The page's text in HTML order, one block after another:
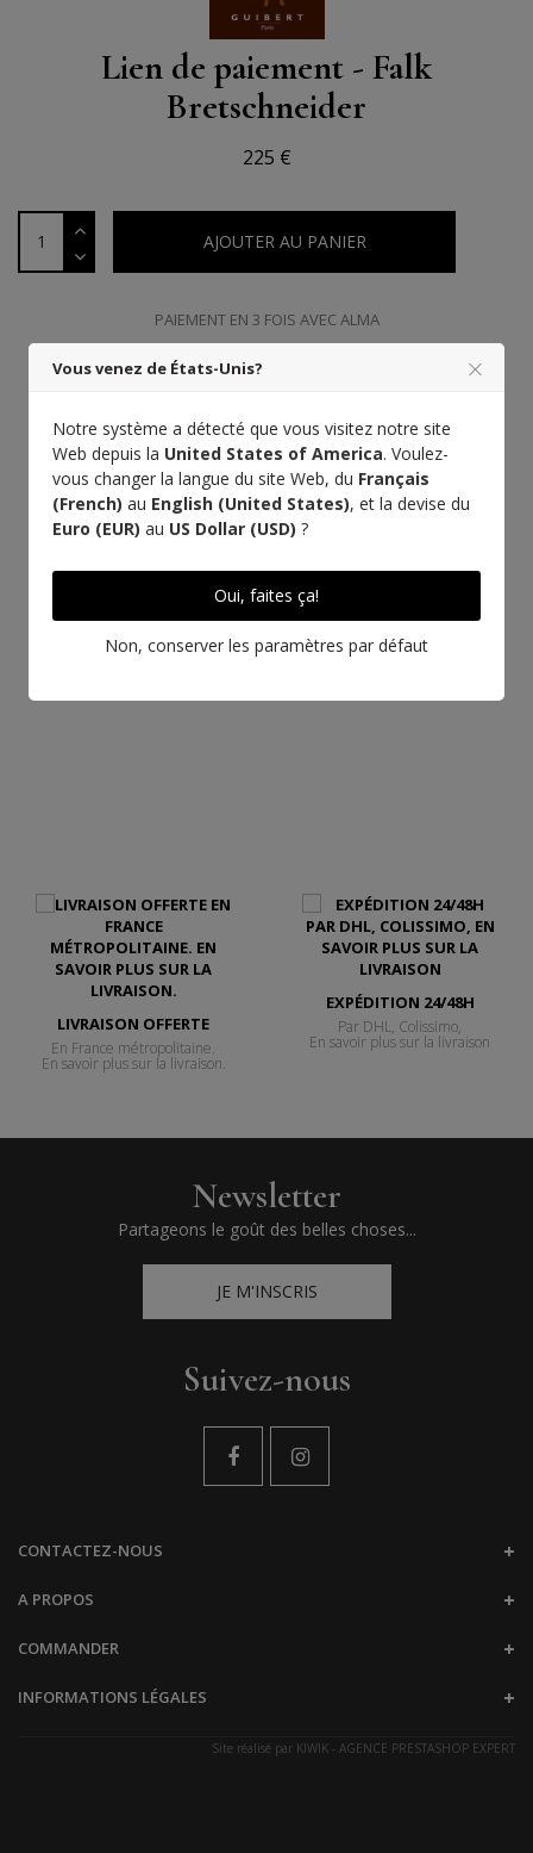
Lien de paiement - Falk
Bretschneider
225 €
AJOUTER AU PANIER
PAIEMENT EN 3 FOIS AVEC ALMA
EN SAVOIR PLUS SUR CE CUIR
LIVRAISON OFFERTE
En France métropolitaine.
En savoir plus sur la livraison.
EXPÉDITION 24/48H
Par DHL, Colissimo,
En savoir plus sur la livraison
Newsletter
Partageons le goût des belles choses...
JE M'INSCRIS
Suivez-nous
CONTACTEZ-NOUS
A PROPOS
COMMANDER
INFORMATIONS LÉGALES
Site réalisé par KIWIK - AGENCE PRESTASHOP EXPERT
Vous venez de États-Unis?
Notre système a détecté que vous visitez notre site
Web depuis la United States of America. Voulez-
vous changer la langue du site Web, du Français
(French) au English (United States), et la devise du
Euro (EUR) au US Dollar (USD) ?
Oui, faites ça!
Non, conserver les paramètres par défaut